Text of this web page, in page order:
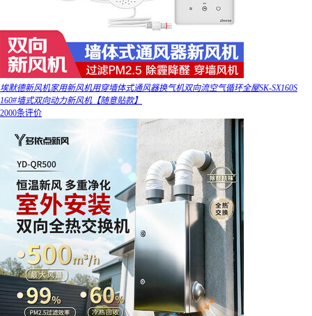
埃默德新风机家用新风机用穿墙体式通风器换气机双向流空气循环全屋SK-SX160S
160#墙式双向动力新风机【随意贴款】
2000条评价